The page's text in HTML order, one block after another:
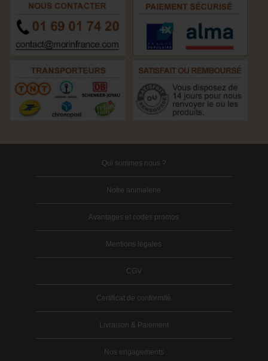
Qui sommes nous ?
Notre animalerie
Avantages et codes promos
Mentions légales
CGV
Certificat de conformité
Livraison & Paiement
Nos engagements